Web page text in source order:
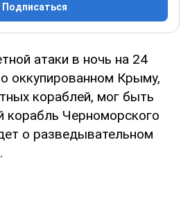
Подписаться
атаки в ночь на 24
оккупированном Крыму,
кораблей, мог быть
корабль Черноморского
о разведывательном